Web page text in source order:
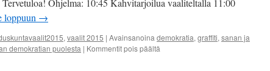
Ohjelma: 10:45 Kahvitarjoilua vaaliteltalla 11:00
loppuun →
, vaalit 2015 | Avainsanoina demokratia, graffiti, sanan ja
demokratian puolesta | Kommentit pois päältä